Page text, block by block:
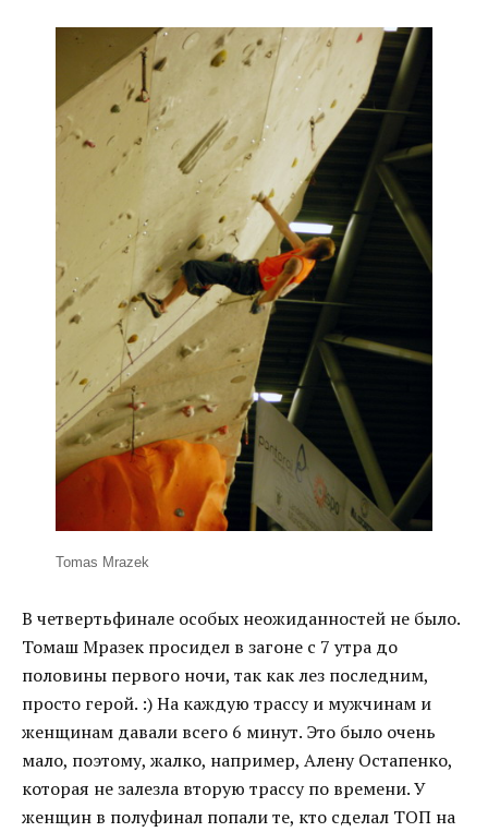
Tomas Mrazek
В четвертьфинале особых неожиданностей не было.
Томаш Мразек просидел в загоне с 7 утра до
половины первого ночи, так как лез последним,
просто герой. :) На каждую трассу и мужчинам и
женщинам давали всего 6 минут. Это было очень
мало, поэтому, жалко, например, Алену Остапенко,
которая не залезла вторую трассу по времени. У
женщин в полуфинал попали те, кто сделал ТОП на